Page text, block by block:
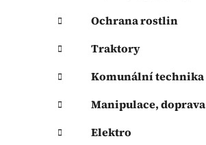
í
a
n
l
Ochrana rostlin
Traktory
Komunální technika
Manipulace, doprava
Elektro